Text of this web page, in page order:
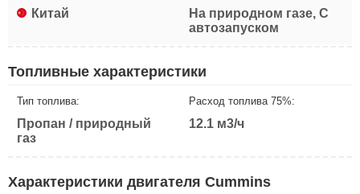
Китай
На природном газе, С
автозапуском
Топливные характеристики
Тип топлива:
Пропан / природный
газ
Расход топлива 75%:
12.1 м3/ч
Характеристики двигателя Cummins